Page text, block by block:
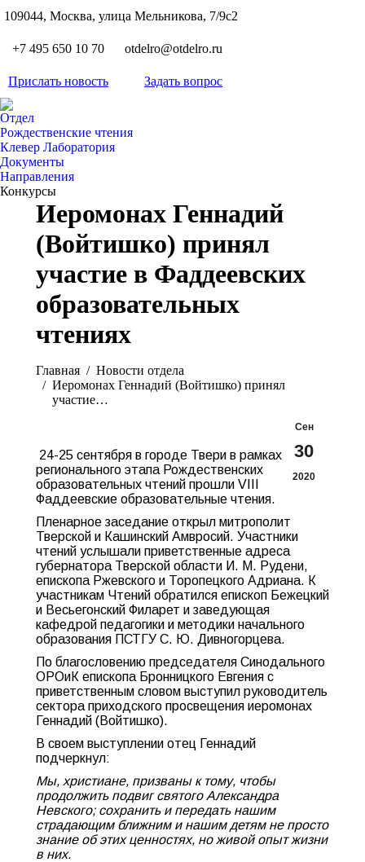
109044, Москва, улица Мельникова, 7/9с2
+7 495 650 10 70 otdelro@otdelro.ru
Прислать новость Задать вопрос
Отдел
Рождественские чтения
Клевер Лаборатория
Документы
Направления
Конкурсы
Иеромонах Геннадий
(Войтишко) принял
участие в Фаддеевских
образовательных
чтениях
Главная
Новости отдела
Иеромонах Геннадий (Войтишко) принял
участие…
Сен
30
2020
24-25 сентября в городе Твери в рамках
регионального этапа Рождественских
образовательных чтений прошли VIII
Фаддеевские образовательные чтения.
Пленарное заседание открыл митрополит
Тверской и Кашинский Амвросий. Участники
чтений услышали приветственные адреса
губернатора Тверской области И. М. Рудени,
епископа Ржевского и Торопецкого Адриана. К
участникам Чтений обратился епископ Бежецкий
и Весьегонский Филарет и заведующая
кафедрой педагогики и методики начального
образования ПСТГУ С. Ю. Дивногорцева.
По благословению председателя Синодального
ОРОиК епископа Бронницкого Евгения с
приветственным словом выступил руководитель
сектора приходского просвещения иеромонах
Геннадий (Войтишко).
В своем выступлении отец Геннадий
подчеркнул:
Мы, христиане, призваны к тому, чтобы
продолжить подвиг святого Александра
Невского; сохранить и передать нашим
страдающим ближним и нашим детям не просто
знание об этих ценностях, но живой опыт жизни
в них.